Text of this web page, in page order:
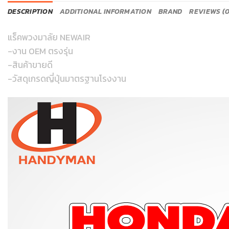
DESCRIPTION ADDITIONAL INFORMATION BRAND REVIEWS
แร็คพวงมาลัย NEWAIR
-งาน OEM ตรงรุ่น
-สินค้าขายดี
-วัสดุเกรดญี่ปุ่นมาตรฐานโรงงาน